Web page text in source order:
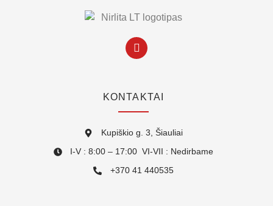
KONTAKTAI
Kupiškio g. 3, Šiauliai
I-V : 8:00 – 17:00 VI-VII : Nedirbame
+370 41 440535